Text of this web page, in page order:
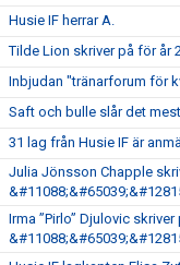
Husie IF herrar A.
Tilde Lion skriver på för år
Inbjudan "tränarforum för
Saft och bulle slår det
31 lag från Husie IF är
Julia Jönsson Chapple
Irma ”Pirlo” Djulovic